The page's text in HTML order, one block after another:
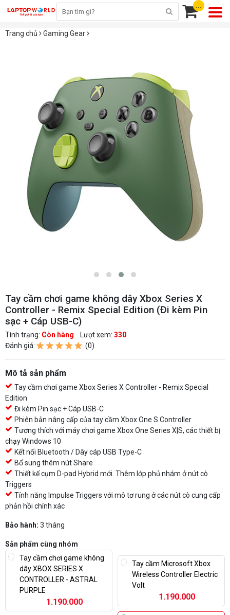
...
Trang chủ Gaming Gear
Tay cầm chơi game không dây Xbox Series X
Controller - Remix Special Edition (Đi kèm Pin
sạc + Cáp USB-C)
Tình trạng: Còn hàng Lượt xem: 330
Đánh giá:
(0)
Mô tả sản phẩm
Tay cầm chơi game Xbox Series X Controller - Remix Special
Edition
Đi kèm Pin sạc + Cáp USB-C
Phiên bản nâng cấp của tay cầm Xbox One S Controller
Tương thích với máy chơi game Xbox One Series X|S, các thiết bị
chạy Windows 10
Kết nối Bluetooth / Dây cáp USB Type-C
Bổ sung thêm nút Share
Thiết kế cụm D-pad Hybrid mới. Thêm lớp phủ nhám ở nút cò
Triggers
Tính năng Impulse Triggers với mô tơ rung ở các nút cò cung cấp
phản hồi chính xác
Bảo hành: 3 tháng
Sản phẩm cùng nhóm
Tay cầm chơi game không
dây XBOX SERIES X
CONTROLLER - ASTRAL
PURPLE
1.190.000
Tay cầm Microsoft Xbox
Wireless Controller Electric
Volt
1.190.000